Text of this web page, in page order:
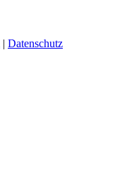
| Datenschutz